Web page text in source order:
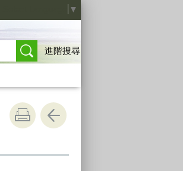
▼
進階搜尋